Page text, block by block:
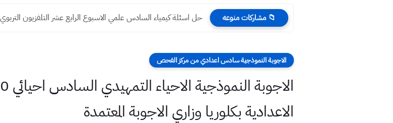
📁 مشاركات منوعه حل اسئلة كيمياء السادس علمي الاسبوع الرابع عشر التلفزيون التربوي
الاجوبة النموذجية سادس اعدادي من مركز الفحص
الاعدادية بكلوريا وزاري الاجوبة المعتمدة